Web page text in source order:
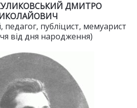
ДМИТРО
педагог, публіцист, мемуарист
від дня народження)